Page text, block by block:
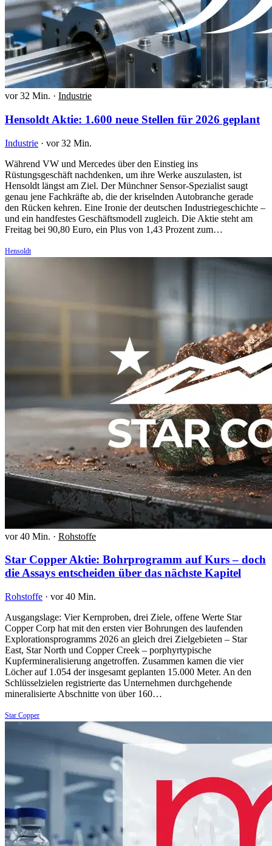
vor 32 Min. · Industrie
Hensoldt Aktie: 1.600 neue Stellen für 2026 geplant
Industrie · vor 32 Min.
Während VW und Mercedes über den Einstieg ins
Rüstungsgeschäft nachdenken, um ihre Werke auszulasten, ist
Hensoldt längst am Ziel. Der Münchner Sensor-Spezialist saugt
genau jene Fachkräfte ab, die der kriselnden Autobranche gerade
den Rücken kehren. Eine Ironie der deutschen Industriegeschichte –
und ein handfestes Geschäftsmodell zugleich. Die Aktie steht am
Freitag bei 90,80 Euro, ein Plus von 1,43 Prozent zum…
Hensoldt
vor 40 Min. · Rohstoffe
Star Copper Aktie: Bohrprogramm auf Kurs – doch
die Assays entscheiden über das nächste Kapitel
Rohstoffe · vor 40 Min.
Ausgangslage: Vier Kernproben, drei Ziele, offene Werte Star
Copper Corp hat mit den ersten vier Bohrungen des laufenden
Explorationsprogramms 2026 an gleich drei Zielgebieten – Star
East, Star North und Copper Creek – porphyrtypische
Kupfermineralisierung angetroffen. Zusammen kamen die vier
Löcher auf 1.054 der insgesamt geplanten 15.000 Meter. An den
Schlüsselzielen registrierte das Unternehmen durchgehende
mineralisierte Abschnitte von über 160…
Star Copper